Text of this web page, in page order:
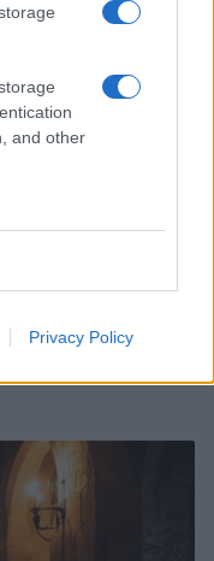
and other
Privacy Policy